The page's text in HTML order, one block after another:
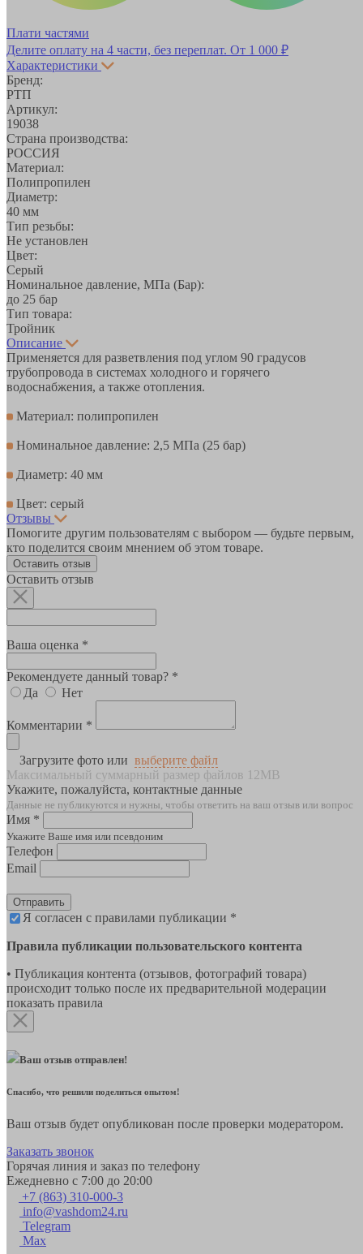
Плати частями
Делите оплату на 4 части, без переплат. От 1 000 ₽
Характеристики
Бренд:
РТП
Артикул:
19038
Страна производства:
РОССИЯ
Материал:
Полипропилен
Диаметр:
40 мм
Тип резьбы:
Не установлен
Цвет:
Серый
Номинальное давление, МПа (Бар):
до 25 бар
Тип товара:
Тройник
Описание
Применяется для разветвления под углом 90 градусов
трубопровода в системах холодного и горячего
водоснабжения, а также отопления.
Материал: полипропилен
Номинальное давление: 2,5 МПа (25 бар)
Диаметр: 40 мм
Цвет: серый
Отзывы
Помогите другим пользователям с выбором — будьте первым,
кто поделится своим мнением об этом товаре.
Оставить отзыв
Оставить отзыв
Ваша оценка *
Рекомендуете данный товар? *
Да
Нет
Комментарии *
Загрузите фото или выберите файл
Максимальный суммарный размер файлов 12MB
Укажите, пожалуйста, контактные данные
Данные не публикуются и нужны, чтобы ответить на ваш отзыв или вопрос
Имя *
Укажите Ваше имя или псевдоним
Телефон
Email
Отправить
Я согласен с правилами публикации *
Правила публикации пользовательского контента
• Публикация контента (отзывов, фотографий товара)
происходит только после их предварительной модерации
показать правила
Ваш отзыв отправлен!
Спасибо, что решили поделиться опытом!
Ваш отзыв будет опубликован после проверки модератором.
Заказать звонок
Горячая линия и заказ по телефону
Ежедневно с 7:00 до 20:00
+7 (863) 310-000-3
info@vashdom24.ru
Telegram
Max